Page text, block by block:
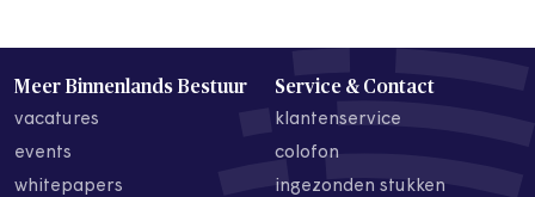
Meer Binnenlands Bestuur
vacatures
events
whitepapers
Service & Contact
klantenservice
colofon
ingezonden stukken